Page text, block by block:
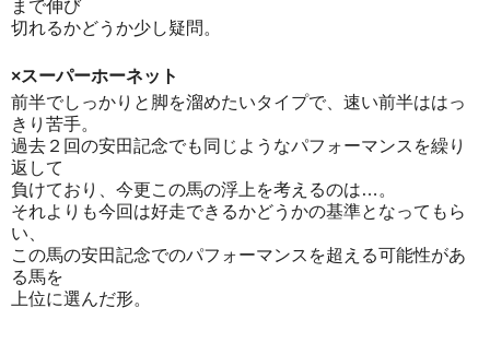
まで伸び
切れるかどうか少し疑問。
×スーパーホーネット
前半でしっかりと脚を溜めたいタイプで、速い前半ははっ
きり苦手。
過去２回の安田記念でも同じようなパフォーマンスを繰り
返して
負けており、今更この馬の浮上を考えるのは…。
それよりも今回は好走できるかどうかの基準となってもら
い、
この馬の安田記念でのパフォーマンスを超える可能性があ
る馬を
上位に選んだ形。